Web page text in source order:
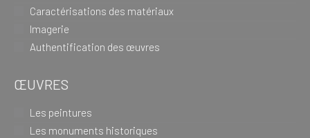
Caractérisations des matériaux
Imagerie
Authentification des œuvres
ŒUVRES
Les peintures
Les monuments historiques